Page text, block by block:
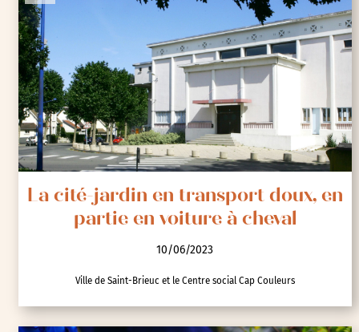
La cité-jardin en transport doux, en
partie en voiture à cheval
10/06/2023
Ville de Saint-Brieuc et le Centre social Cap Couleurs